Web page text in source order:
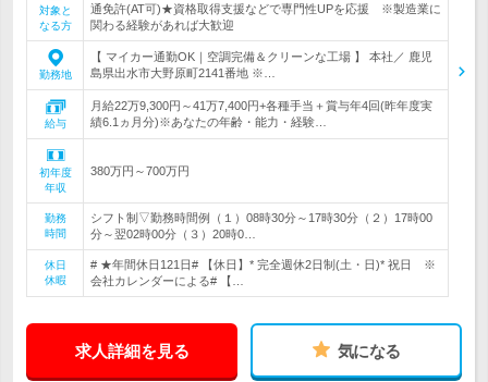
対象と
なる方
通免許(AT可)★資格取得支援などで専門性UPを応援 ※製造業に
関わる経験があれば大歓迎
勤務地
【 マイカー通勤OK｜空調完備＆クリーンな工場 】 本社／ 鹿児
島県出水市大野原町2141番地 ※…
給与
月給22万9,300円～41万7,400円+各種手当＋賞与年4回(昨年度実
績6.1ヵ月分)※あなたの年齢・能力・経験…
初年度
年収
380万円～700万円
勤務
時間
シフト制▽勤務時間例（１）08時30分～17時30分（２）17時00
分～翌02時00分（３）20時0…
休日
休暇
# ★年間休日121日# 【休日】* 完全週休2日制(土・日)* 祝日 ※
会社カレンダーによる# 【…
求人詳細を見る 気になる